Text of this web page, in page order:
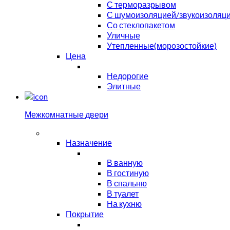
С терморазрывом
С шумоизоляцией/
Со стеклопакетом
Уличные
Утепленные(морозостойкие)
Цена
Недорогие
Элитные
Межкомнатные двери
Назначение
В ванную
В гостиную
В спальню
В туалет
На кухню
Покрытие